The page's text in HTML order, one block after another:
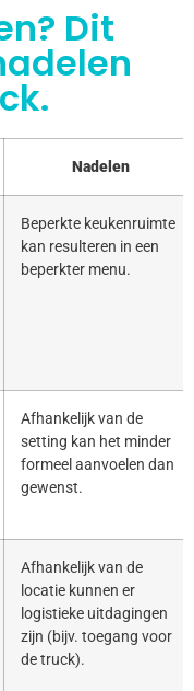
Dit
Nadelen
Beperkte keukenruimte
kan resulteren in een
beperkter menu.
Afhankelijk van de
setting kan het minder
formeel aanvoelen dan
gewenst.
Afhankelijk van de
locatie kunnen er
logistieke uitdagingen
zijn (bijv. toegang voor
de truck).